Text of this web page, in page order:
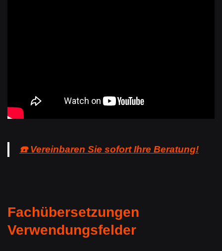
☎️ Vereinbaren Sie sofort Ihre Beratung!
Fachübersetzungen
Verwendungsfelder